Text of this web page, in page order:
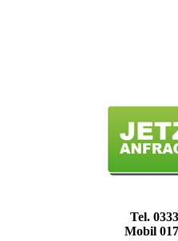
Tel.
Mobil